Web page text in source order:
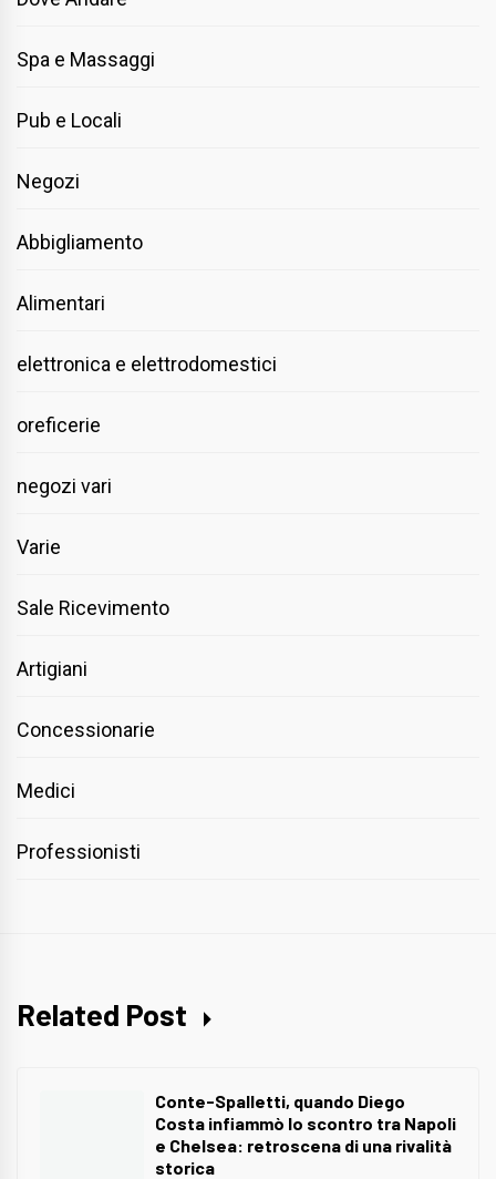
Spa e Massaggi
Pub e Locali
Negozi
Abbigliamento
Alimentari
elettronica e elettrodomestici
oreficerie
negozi vari
Varie
Sale Ricevimento
Artigiani
Concessionarie
Medici
Professionisti
Related Post
Conte-Spalletti, quando Diego
Costa infiammò lo scontro tra Napoli
e Chelsea: retroscena di una rivalità
storica